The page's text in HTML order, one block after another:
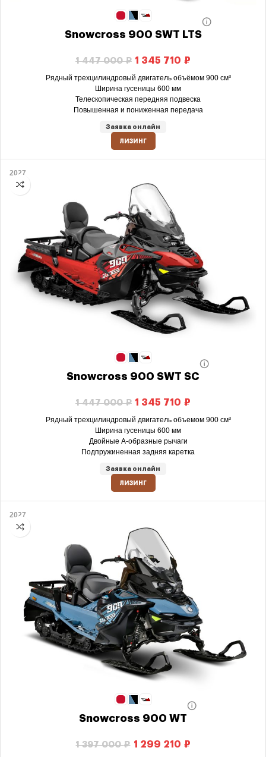
Snowcross 900 SWT LTS
1 447 000₽ 1 345 710 ₽
Рядный трехцилиндровый двигатель объёмом 900 см³
Ширина гусеницы 600 мм
Телескопическая передняя подвеска
Повышенная и пониженная передача
Заявка онлайн
ЛИЗИНГ
2027
Snowcross 900 SWT SC
1 447 000₽ 1 345 710 ₽
Рядный трехцилиндровый двигатель объемом 900 см³
Ширина гусеницы 600 мм
Двойные А-образные рычаги
Подпружиненная задняя каретка
Заявка онлайн
ЛИЗИНГ
2027
Snowcross 900 WT
1 397 000₽ 1 299 210 ₽